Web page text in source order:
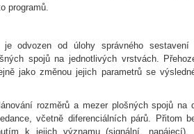
programů.
je odvozen od úlohy správného
spojů na jednotlivých vrstvách.
jako změnou jejich parametrů se
rozměrů a mezer plošných spojů
včetně diferenciálních párů. Přitom
k jejich významu (signální, napájecí),